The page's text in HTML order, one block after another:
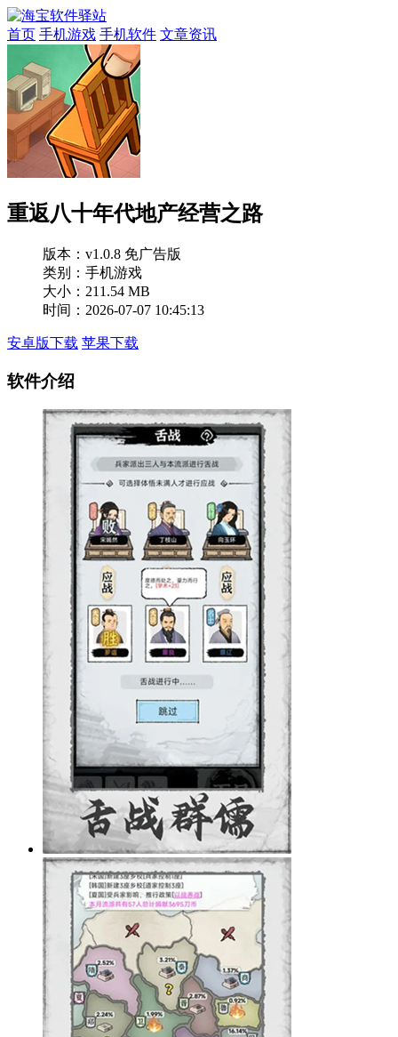
首页 手机游戏 手机软件 文章资讯
重返八十年代地产经营之路
版本： v1.0.8 免广告版
类别：手机游戏
大小：211.54 MB
时间：2026-07-07 10:45:13
安卓版下载 苹果下载
软件介绍